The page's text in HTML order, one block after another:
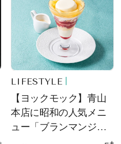
LIFESTYLE
【ヨックモック】青山
本店に昭和の人気メニ
ュー「ブランマンジ
ェ」「ダックワーズ」